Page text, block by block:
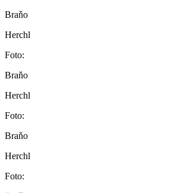
Braňo
Herchl
Foto:
Braňo
Herchl
Foto:
Braňo
Herchl
Foto: